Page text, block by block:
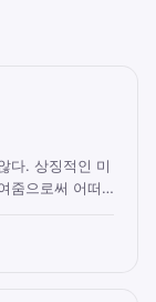
다. 상징적인 미
줌으로써 어떠